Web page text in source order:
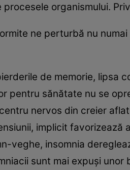
procesele organismului.
ne perturbă nu
de memorie, lipsa
pentru sănătate nu se
nervos din creier
implicit favorizează
veghe, insomnia
sunt mai expuşi unor